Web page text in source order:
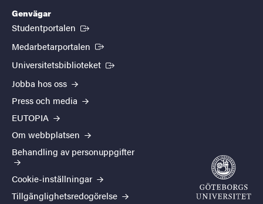
Genvägar
Studentportalen (Extern länk)
Medarbetarportalen (Extern länk)
Universitetsbiblioteket (Extern länk)
Jobba hos oss
Press och media
EUTOPIA
Om webbplatsen
Behandling av personuppgifter
Cookie-inställningar
Tillgänglighetsredogörelse